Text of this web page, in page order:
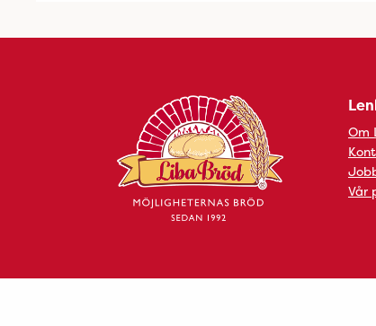
Om
Vår